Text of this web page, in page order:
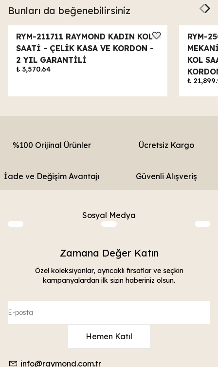
Bunları da beğenebilirsiniz
RYM-211711 RAYMOND KADIN KOL
SAATİ - ÇELİK KASA VE KORDON -
2 YIL GARANTİLİ
₺ 3,570.64
RYM-
KOL
₺
%100 Orijinal Ürünler Ücretsiz Kargo
İade ve Değişim Avantajı Güvenli Alışveriş
Sosyal Medya
Zamana Değer Katın
Özel koleksiyonlar, ayrıcaklı fırsatlar ve seçkin
kampanyalardan ilk sizin haberiniz olsun.
Hemen Katıl
info@raymond.com.tr